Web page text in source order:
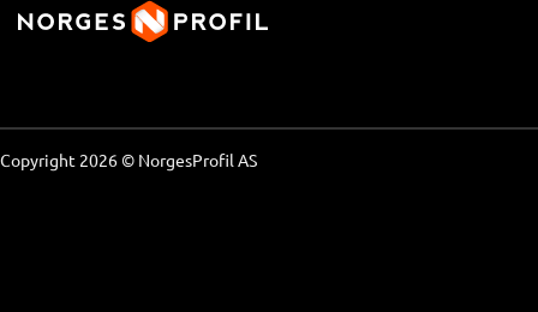
Copyright 2026 © NorgesProfil AS